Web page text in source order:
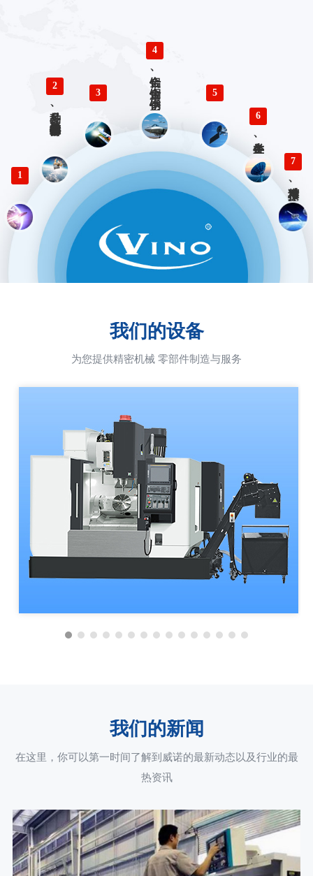
1
2
多品种、小批量精密仪器零部件加工
3
4
铝合金、铜合金、不锈钢、钛合金零件精密加工 5
6
各类生产、检验工装设计与制造
7
精准对接、快速响应 优势服务
我们的设备
为您提供精密机械 零部件制造与服务
我们的新闻
在这里，你可以第一时间了解到威诺的最新动态以及行业的最
热资讯